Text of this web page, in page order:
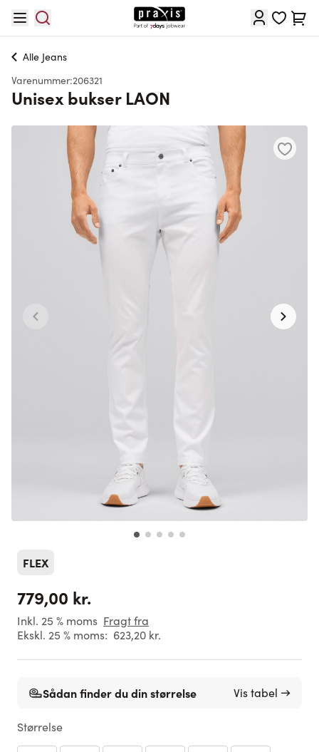
Cart
Alle Jeans
Varenummer:206321
Unisex bukser LAON
FLEX
779,00 kr.
Inkl. 25 % moms Fragt fra
Ekskl. 25 % moms: 623,20 kr.
Sådan finder du din størrelse Vis tabel →
Størrelse